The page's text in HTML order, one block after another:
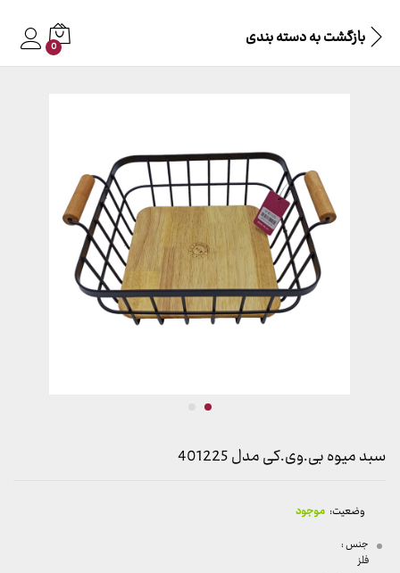
بازگشت بهدسته بندی 0
سبد میوه بی.وی.کی مدل 401225
وضعیت: موجود
جنس :
فلز